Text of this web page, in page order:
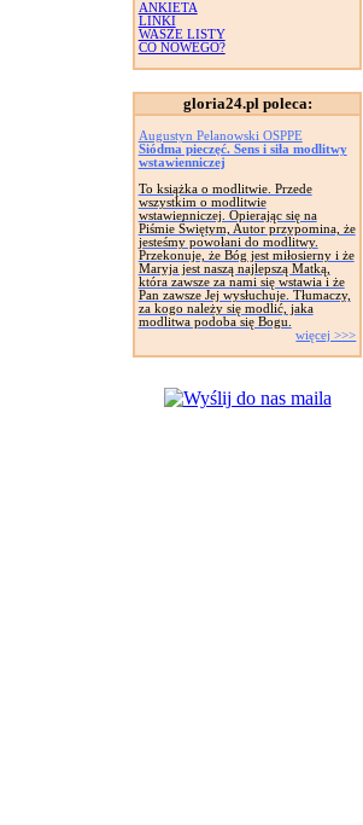
ANKIETA
LINKI
WASZE LISTY
CO NOWEGO?
gloria24.pl poleca:
Augustyn Pelanowski OSPPE
Siódma pieczęć. Sens i siła modlitwy
wstawienniczej
To książka o modlitwie. Przede
wszystkim o modlitwie
wstawienniczej. Opierając się na
Piśmie Świętym, Autor przypomina, że
jesteśmy powołani do modlitwy.
Przekonuje, że Bóg jest miłosierny i że
Maryja jest naszą najlepszą Matką,
która zawsze za nami się wstawia i że
Pan zawsze Jej wysłuchuje. Tłumaczy,
za kogo należy się modlić, jaka
modlitwa podoba się Bogu.
więcej >>>